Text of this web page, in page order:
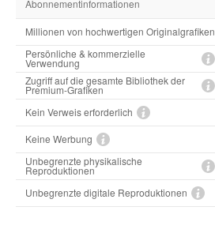
Abonnementinformationen
Millionen von hochwertigen Originalgrafiken
Persönliche & kommerzielle
Verwendung
Zugriff auf die gesamte Bibliothek der
Premium-Grafiken
Kein Verweis erforderlich
Keine Werbung
Unbegrenzte physikalische
Reproduktionen
Unbegrenzte digitale Reproduktionen